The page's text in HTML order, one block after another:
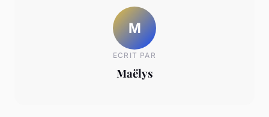
M
ECRIT PAR
Maëlys